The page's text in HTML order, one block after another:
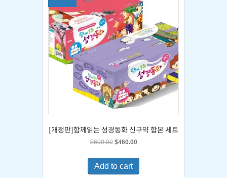
[개정판]함께읽는 성경동화 신구약 합본 세트
$600.00 Original
was:
$600.00.
$460.00Current
is:
Add to cart